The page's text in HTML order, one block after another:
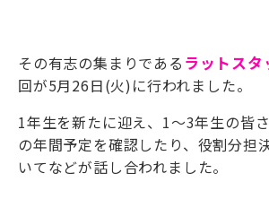
その有志の集まりである ラットス
回が5月26日(火)に行われまし た。
1年生を新たに迎え、1～3年生の皆
の年間予定を確認したり、役割分担
いてなどが話し合われました。